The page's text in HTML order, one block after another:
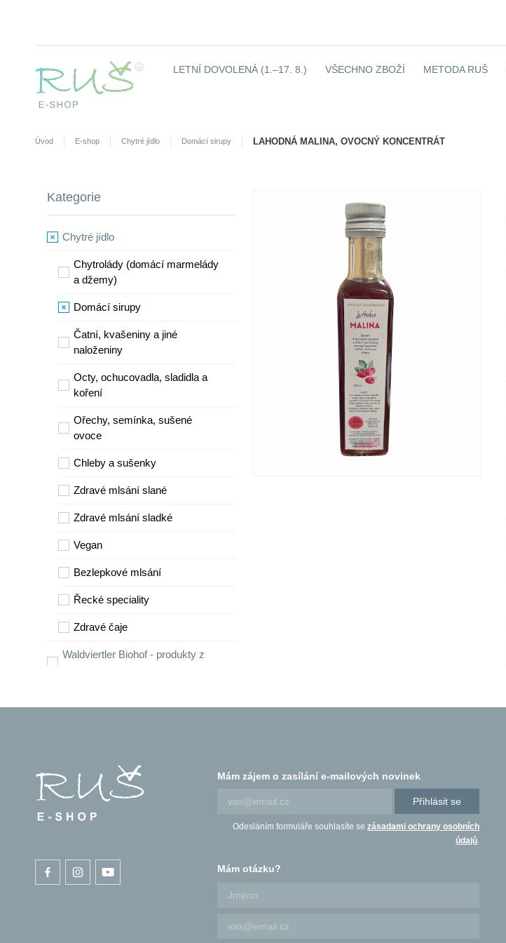
LETNÍ DOVOLENÁ (1.–17. 8.) VŠECHNO ZBOŽÍ METODA RUŠ
Úvod E-shop Chytré jídlo ​Domácí sirupy LAHODNÁ MALINA, OVOCNÝ KONCENTRÁT
Kategorie
Chytré jídlo
Chytrolády (domácí marmelády
a džemy)
​Domácí sirupy
Čatní, kvašeniny a jiné
naloženiny
Octy, ochucovadla, sladidla a
koření
Ořechy, semínka, sušené
ovoce
Chleby a sušenky
Zdravé mlsání slané
Zdravé mlsání sladké
Vegan
Bezlepkové mlsání
Řecké speciality
Zdravé čaje
Waldviertler Biohof - produkty z
Chutě Řecka
MoonChocolate
Radosti/tretky
Mám zájem o zasílání e-mailových novinek
Přihlásit se
Odesláním formuláře souhlasíte sezásadami ochrany osobních
údajů.
Mám otázku?